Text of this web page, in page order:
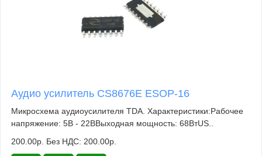
Аудио усилитель CS8676E ESOP-16
Микросхема аудиоусилителя TDA. Характеристики:Рабочее
напряжение: 5В - 22ВВыходная мощность: 68ВтUS..
200.00р. Без НДС: 200.00р.